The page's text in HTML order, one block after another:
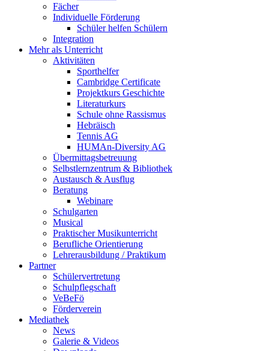
Fächer
Individuelle Förderung
Schüler helfen Schülern
Integration
Mehr als Unterricht
Aktivitäten
Sporthelfer
Cambridge Certificate
Projektkurs Geschichte
Literaturkurs
Schule ohne Rassismus
Hebräisch
Tennis AG
HUMAn-Diversity AG
Übermittagsbetreuung
Selbstlernzentrum & Bibliothek
Austausch & Ausflug
Beratung
Webinare
Schulgarten
Musical
Praktischer Musikunterricht
Berufliche Orientierung
Lehrerausbildung / Praktikum
Partner
Schülervertretung
Schulpflegschaft
VeBeFö
Förderverein
Mediathek
News
Galerie & Videos